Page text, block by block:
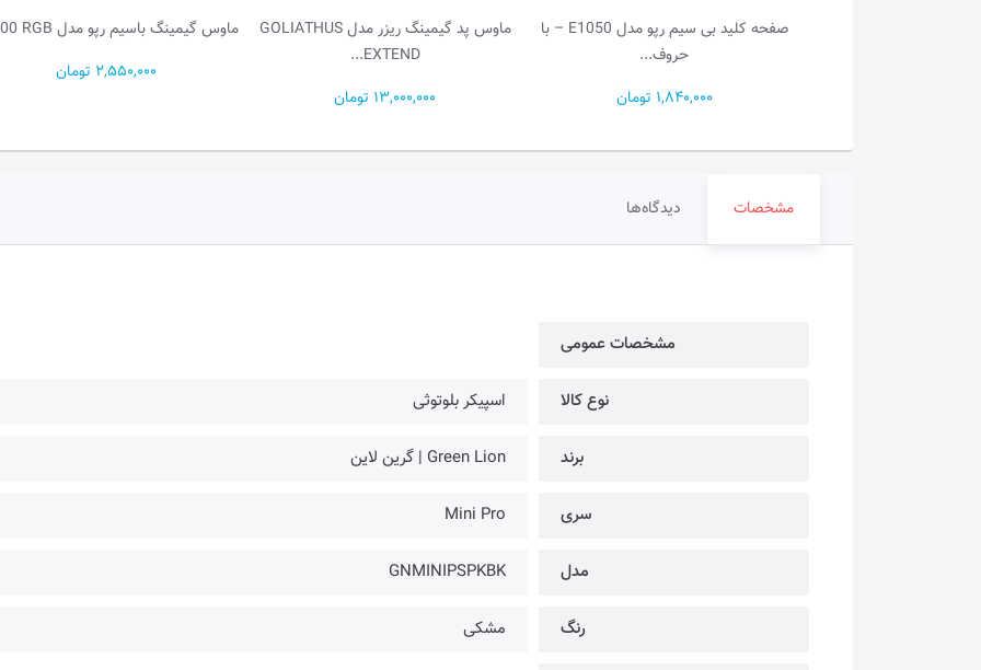
صفحه کلید بی سیم رپو مدل E1050 – با
حروف...
1,840,000 تومان
ماوس پد گیمینگ ریزر مدل GOLIATHUS
EXTEND...
13,000,000 تومان
ماوس گیمینگ باسیم رپو مدل VT200 RGB
2,550,000 تومان
مشخصات دیدگاه‌ها
مشخصات عمومی
نوع کالا اسپیکر بلوتوثی
برند Green Lion | گرین لاین
سری Mini Pro
مدل GNMINIPSPKBK
رنگ مشکی